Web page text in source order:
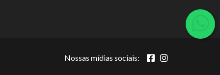
Nossas mídias sociais: